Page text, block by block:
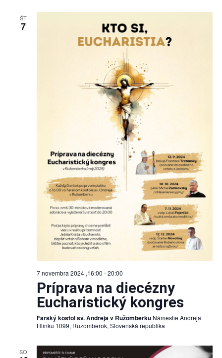
ŠT
7
7 novembra 2024 ,16:00 -20:00
Príprava na diecézny
Eucharistický kongres
Farský kostol sv. Andreja v Ružomberku Námestie Andreja
Hlinku 1099, Ružomberok, Slovenská republika
SO